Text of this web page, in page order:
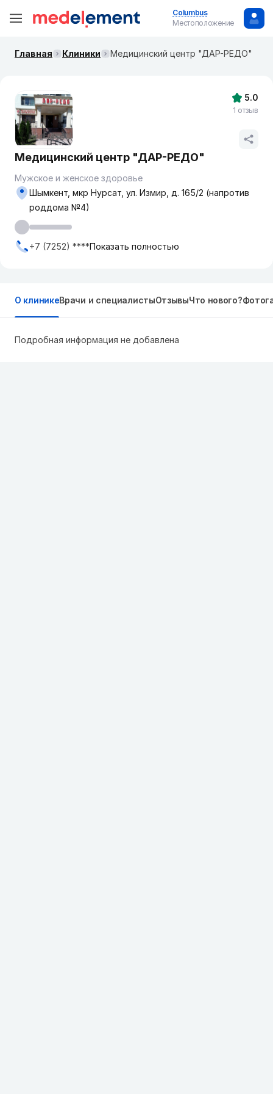
Columbus
Местоположение
Главная Клиники Медицинский центр "ДАР-РЕДО"
Медицинский центр "ДАР-РЕДО"
Мужское и женское здоровье
Шымкент, мкр Нурсат, ул. Измир, д. 165/2 (напротив
роддома №4)
+7 (7252) ****Показать полностью
5.0
1 отзыв
О клиникеВрачи и специалистыОтзывыЧто нового?
Подробная информация не добавлена